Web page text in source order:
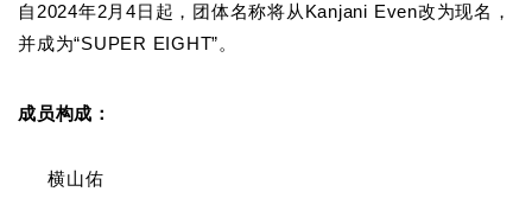
自2024年2月4日起，团体名称将从Kanjani Even改为现名，
并成为“SUPER EIGHT”。
成员构成：
横山佑